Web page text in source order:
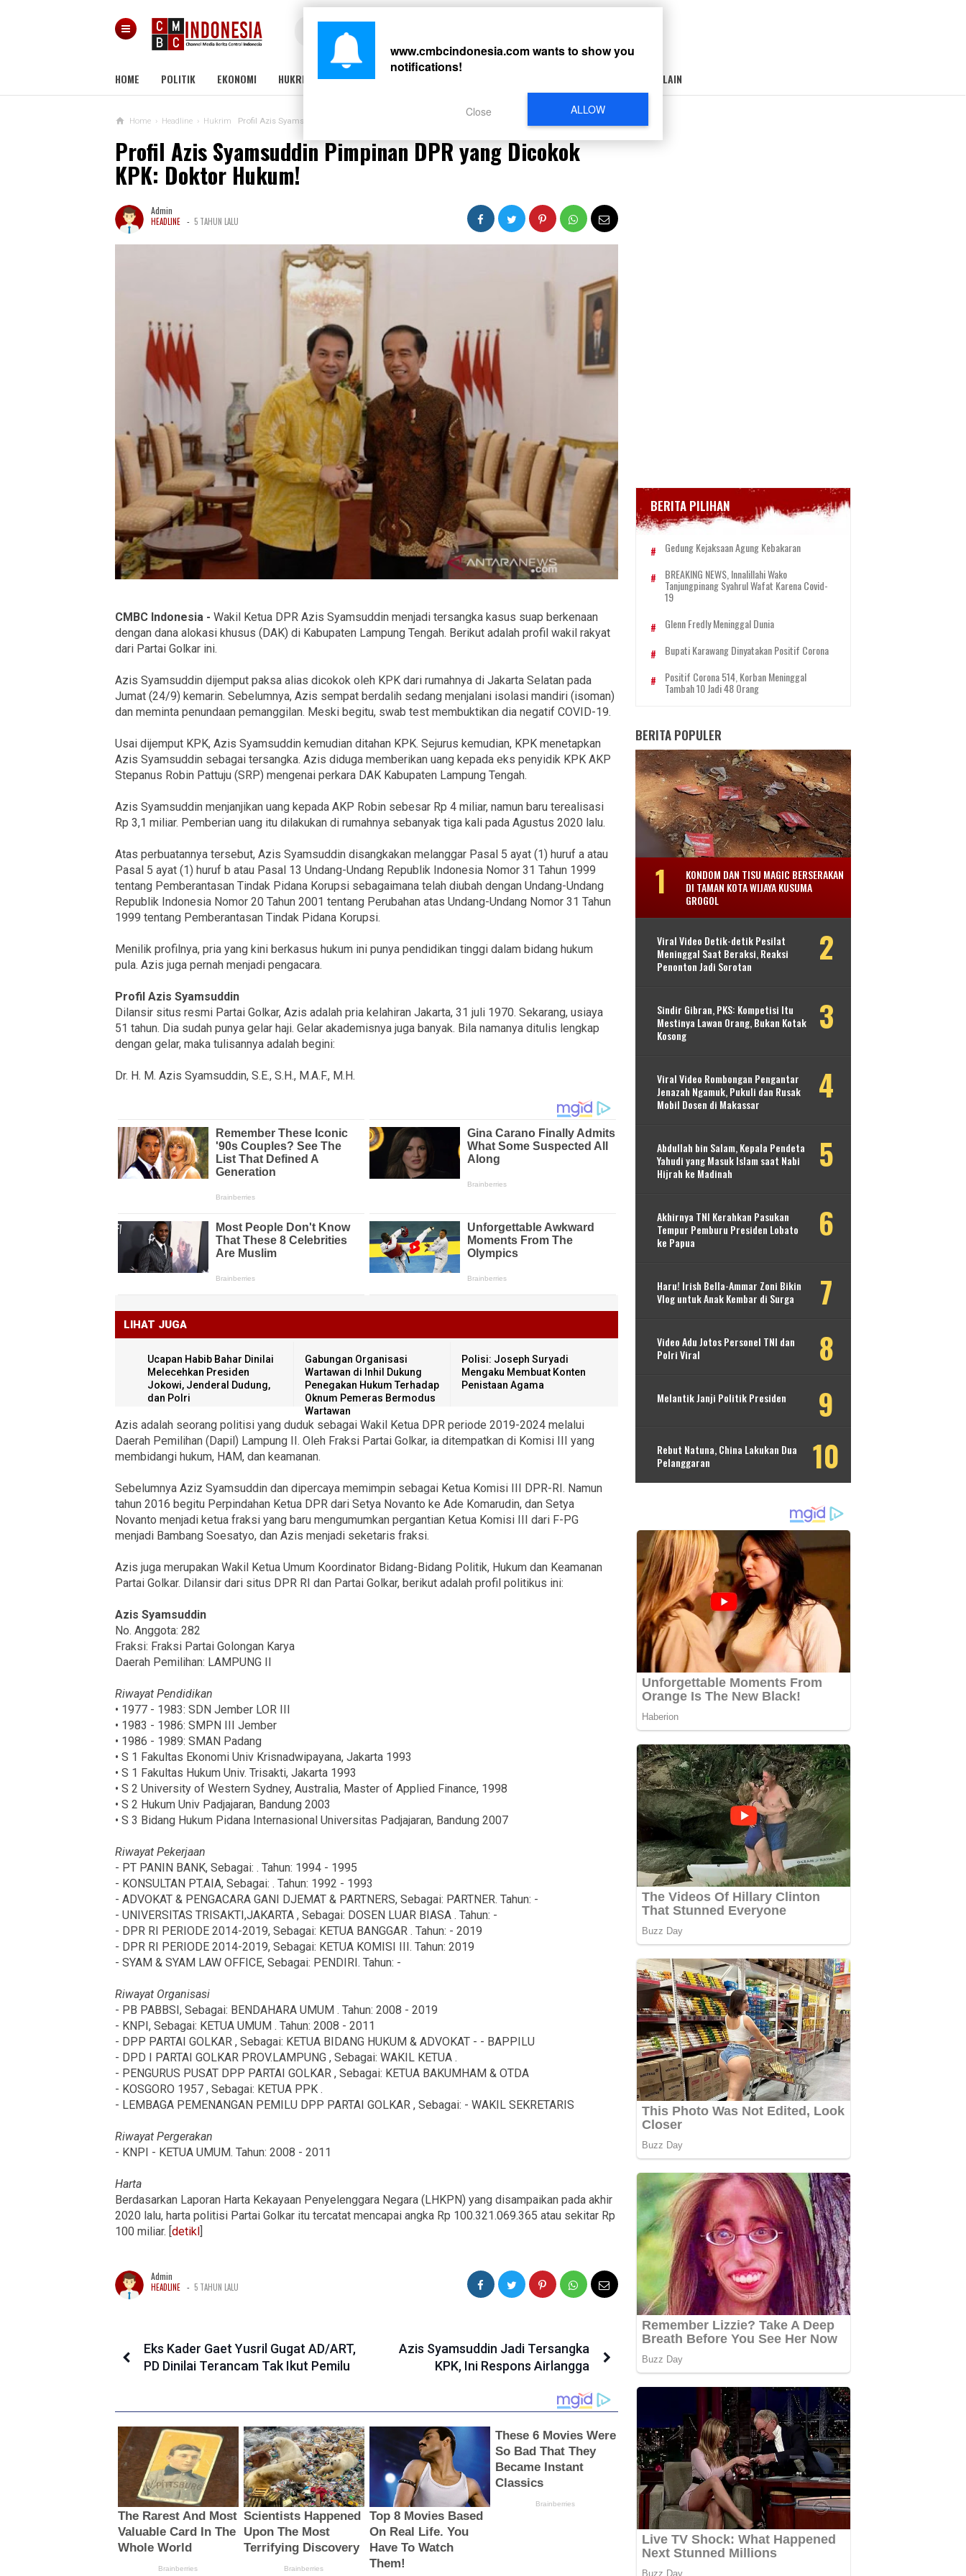
HOME POLITIK EKONOMI HUKRIM PERISTIWA LAIN-LAIN
Home › Headline › Hukrim Profil Azis Syamsuddin Pimpinan DPR yang Dicokok KPK: Doktor Hukum!
Profil Azis Syamsuddin Pimpinan DPR yang Dicokok
KPK: Doktor Hukum!
Admin
HEADLINE - 5 TAHUN LALU
CMBC Indonesia - Wakil Ketua DPR Azis Syamsuddin menjadi tersangka kasus suap berkenaan
dengan dana alokasi khusus (DAK) di Kabupaten Lampung Tengah. Berikut adalah profil wakil rakyat
dari Partai Golkar ini.
Azis Syamsuddin dijemput paksa alias dicokok oleh KPK dari rumahnya di Jakarta Selatan pada
Jumat (24/9) kemarin. Sebelumnya, Azis sempat berdalih sedang menjalani isolasi mandiri (isoman)
dan meminta penundaan pemanggilan. Meski begitu, swab test membuktikan dia negatif COVID-19.
Usai dijemput KPK, Azis Syamsuddin kemudian ditahan KPK. Sejurus kemudian, KPK menetapkan
Azis Syamsuddin sebagai tersangka. Azis diduga memberikan uang kepada eks penyidik KPK AKP
Stepanus Robin Pattuju (SRP) mengenai perkara DAK Kabupaten Lampung Tengah.
Azis Syamsuddin menjanjikan uang kepada AKP Robin sebesar Rp 4 miliar, namun baru terealisasi
Rp 3,1 miliar. Pemberian uang itu dilakukan di rumahnya sebanyak tiga kali pada Agustus 2020 lalu.
Atas perbuatannya tersebut, Azis Syamsuddin disangkakan melanggar Pasal 5 ayat (1) huruf a atau
Pasal 5 ayat (1) huruf b atau Pasal 13 Undang-Undang Republik Indonesia Nomor 31 Tahun 1999
tentang Pemberantasan Tindak Pidana Korupsi sebagaimana telah diubah dengan Undang-Undang
Republik Indonesia Nomor 20 Tahun 2001 tentang Perubahan atas Undang-Undang Nomor 31 Tahun
1999 tentang Pemberantasan Tindak Pidana Korupsi.
Menilik profilnya, pria yang kini berkasus hukum ini punya pendidikan tinggi dalam bidang hukum
pula. Azis juga pernah menjadi pengacara.
Profil Azis Syamsuddin
Dilansir situs resmi Partai Golkar, Azis adalah pria kelahiran Jakarta, 31 juli 1970. Sekarang, usiaya
51 tahun. Dia sudah punya gelar haji. Gelar akademisnya juga banyak. Bila namanya ditulis lengkap
dengan gelar, maka tulisannya adalah begini:
Dr. H. M. Azis Syamsuddin, S.E., S.H., M.A.F., M.H.
LIHAT JUGA
Ucapan Habib Bahar Dinilai
Melecehkan Presiden
Jokowi, Jenderal Dudung,
dan Polri
Gabungan Organisasi
Wartawan di Inhil Dukung
Penegakan Hukum Terhadap
Oknum Pemeras Bermodus
Wartawan
Polisi: Joseph Suryadi
Mengaku Membuat Konten
Penistaan Agama
Azis adalah seorang politisi yang duduk sebagai Wakil Ketua DPR periode 2019-2024 melalui
Daerah Pemilihan (Dapil) Lampung II. Oleh Fraksi Partai Golkar, ia ditempatkan di Komisi III yang
membidangi hukum, HAM, dan keamanan.
Sebelumnya Aziz Syamsuddin dan dipercaya memimpin sebagai Ketua Komisi III DPR-RI. Namun
tahun 2016 begitu Perpindahan Ketua DPR dari Setya Novanto ke Ade Komarudin, dan Setya
Novanto menjadi ketua fraksi yang baru mengumumkan pergantian Ketua Komisi III dari F-PG
menjadi Bambang Soesatyo, dan Azis menjadi seketaris fraksi.
Azis juga merupakan Wakil Ketua Umum Koordinator Bidang-Bidang Politik, Hukum dan Keamanan
Partai Golkar. Dilansir dari situs DPR RI dan Partai Golkar, berikut adalah profil politikus ini:
Azis Syamsuddin
No. Anggota: 282
Fraksi: Fraksi Partai Golongan Karya
Daerah Pemilihan: LAMPUNG II
Riwayat Pendidikan
• 1977 - 1983: SDN Jember LOR III
• 1983 - 1986: SMPN III Jember
• 1986 - 1989: SMAN Padang
• S 1 Fakultas Ekonomi Univ Krisnadwipayana, Jakarta 1993
• S 1 Fakultas Hukum Univ. Trisakti, Jakarta 1993
• S 2 University of Western Sydney, Australia, Master of Applied Finance, 1998
• S 2 Hukum Univ Padjajaran, Bandung 2003
• S 3 Bidang Hukum Pidana Internasional Universitas Padjajaran, Bandung 2007
Riwayat Pekerjaan
- PT PANIN BANK, Sebagai: . Tahun: 1994 - 1995
- KONSULTAN PT.AIA, Sebagai: . Tahun: 1992 - 1993
- ADVOKAT & PENGACARA GANI DJEMAT & PARTNERS, Sebagai: PARTNER. Tahun: -
- UNIVERSITAS TRISAKTI,JAKARTA , Sebagai: DOSEN LUAR BIASA . Tahun: -
- DPR RI PERIODE 2014-2019, Sebagai: KETUA BANGGAR . Tahun: - 2019
- DPR RI PERIODE 2014-2019, Sebagai: KETUA KOMISI III. Tahun: 2019
- SYAM & SYAM LAW OFFICE, Sebagai: PENDIRI. Tahun: -
Riwayat Organisasi
- PB PABBSI, Sebagai: BENDAHARA UMUM . Tahun: 2008 - 2019
- KNPI, Sebagai: KETUA UMUM . Tahun: 2008 - 2011
- DPP PARTAI GOLKAR , Sebagai: KETUA BIDANG HUKUM & ADVOKAT - - BAPPILU
- DPD I PARTAI GOLKAR PROV.LAMPUNG , Sebagai: WAKIL KETUA .
- PENGURUS PUSAT DPP PARTAI GOLKAR , Sebagai: KETUA BAKUMHAM & OTDA
- KOSGORO 1957 , Sebagai: KETUA PPK .
- LEMBAGA PEMENANGAN PEMILU DPP PARTAI GOLKAR , Sebagai: - WAKIL SEKRETARIS
Riwayat Pergerakan
- KNPI - KETUA UMUM. Tahun: 2008 - 2011
Harta
Berdasarkan Laporan Harta Kekayaan Penyelenggara Negara (LHKPN) yang disampaikan pada akhir
2020 lalu, harta politisi Partai Golkar itu tercatat mencapai angka Rp 100.321.069.365 atau sekitar Rp
100 miliar. [detikl]
Admin
HEADLINE - 5 TAHUN LALU
Eks Kader Gaet Yusril Gugat AD/ART,
PD Dinilai Terancam Tak Ikut Pemilu
Azis Syamsuddin Jadi Tersangka
KPK, Ini Respons Airlangga
BERITA PILIHAN
Gedung Kejaksaan Agung Kebakaran
BREAKING NEWS, Innalillahi Wako
Tanjungpinang Syahrul Wafat Karena Covid-
19
Glenn Fredly Meninggal Dunia
Bupati Karawang Dinyatakan Positif Corona
Positif Corona 514, Korban Meninggal
Tambah 10 Jadi 48 Orang
BERITA POPULER
KONDOM DAN TISU MAGIC BERSERAKAN
DI TAMAN KOTA WIJAYA KUSUMA
GROGOL
Viral Video Detik-detik Pesilat
Meninggal Saat Beraksi, Reaksi
Penonton Jadi Sorotan
Sindir Gibran, PKS: Kompetisi Itu
Mestinya Lawan Orang, Bukan Kotak
Kosong
Viral Video Rombongan Pengantar
Jenazah Ngamuk, Pukuli dan Rusak
Mobil Dosen di Makassar
Abdullah bin Salam, Kepala Pendeta
Yahudi yang Masuk Islam saat Nabi
Hijrah ke Madinah
Akhirnya TNI Kerahkan Pasukan
Tempur Pemburu Presiden Lobato
ke Papua
Haru! Irish Bella-Ammar Zoni Bikin
Vlog untuk Anak Kembar di Surga
Video Adu Jotos Personel TNI dan
Polri Viral
Melantik Janji Politik Presiden
Rebut Natuna, China Lakukan Dua
Pelanggaran
www.cmbcindonesia.comwants to show you
notifications!
ALLOW
Close